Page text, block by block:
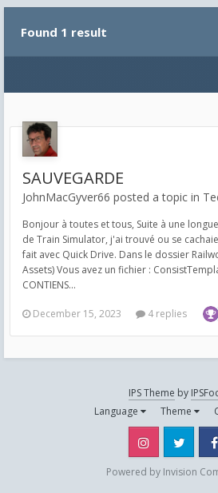
Found 1 result
SAUVEGARDE
JohnMacGyver66 posted a topic in
Bonjour à toutes et tous, Suite à une
de Train Simulator, j'ai trouvé ou se
fait avec Quick Drive. Dans le dossier
Assets) Vous avez un fichier :
CONTIENS...
December 15, 2023 4 replies
IPS Theme by
Language
Theme
Instagram
Powered by Invision